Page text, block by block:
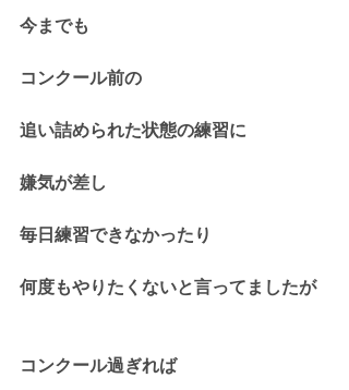
今までも
コンクール前の
追い詰められた状態の練習に
嫌気が差し
毎日練習できなかったり
何度もやりたくないと言ってましたが
コンクール過ぎれば